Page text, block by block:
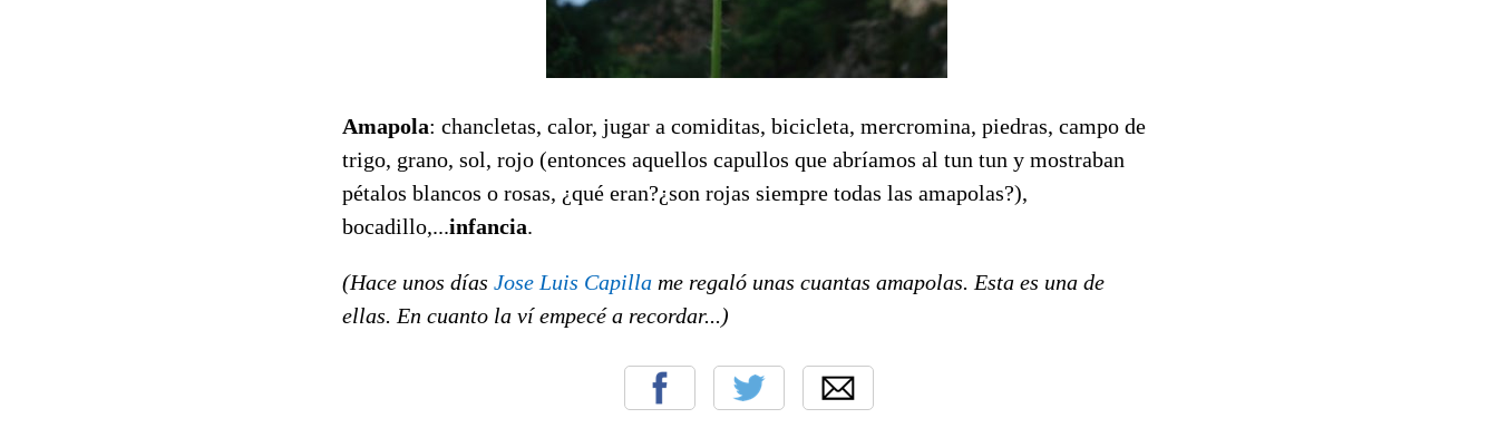
Amapola: chancletas, calor, jugar a comiditas, bicicleta, mercromina, piedras, campo de
trigo, grano, sol, rojo (entonces aquellos capullos que abríamos al tun tun y mostraban
pétalos blancos o rosas, ¿qué eran?¿son rojas siempre todas las amapolas?),
bocadillo,...infancia.
(Hace unos días Jose Luis Capilla me regaló unas cuantas amapolas. Esta es una de
ellas. En cuanto la ví empecé a recordar...)